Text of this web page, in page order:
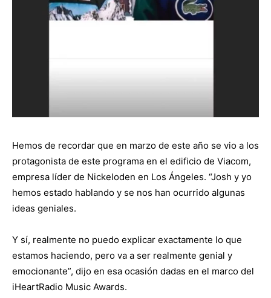
Hemos de recordar que en marzo de este año se vio a los
protagonista de este programa en el edificio de Viacom,
empresa líder de Nickeloden en Los Ángeles. “Josh y yo
hemos estado hablando y se nos han ocurrido algunas
ideas geniales.
Y sí, realmente no puedo explicar exactamente lo que
estamos haciendo, pero va a ser realmente genial y
emocionante”, dijo en esa ocasión dadas en el marco del
iHeartRadio Music Awards.